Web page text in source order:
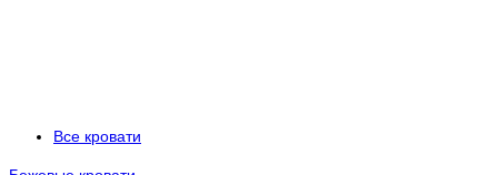
Все кровати